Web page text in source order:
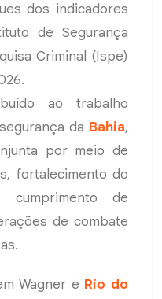
dos indicadores
de Segurança
Criminal (Ispe)
ao trabalho
da Bahia,
por meio de
fortalecimento do
cumprimento de
de combate
Wagner e Rio do